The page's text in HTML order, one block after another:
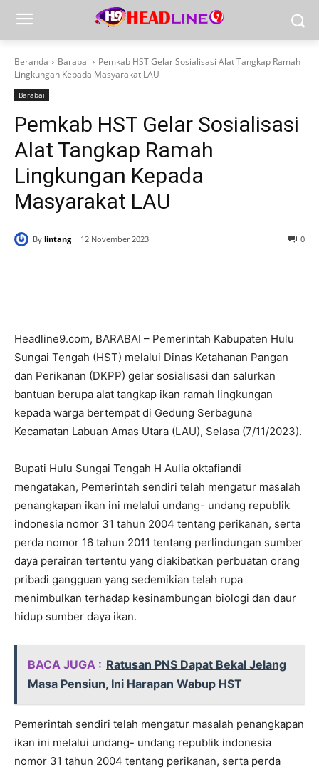
Beranda Barabai
Pemkab HST Gelar Sosialisasi Alat Tangkap Ramah
Lingkungan Kepada Masyarakat LAU
Barabai
Pemkab HST Gelar Sosialisasi
Alat Tangkap Ramah
Lingkungan Kepada
Masyarakat LAU
By lintang 12 November 2023 0
Headline9.com, BARABAI – Pemerintah Kabupaten Hulu
Sungai Tengah (HST) melalui Dinas Ketahanan Pangan
dan Perikanan (DKPP) gelar sosialisasi dan salurkan
bantuan berupa alat tangkap ikan ramah lingkungan
kepada warga bertempat di Gedung Serbaguna
Kecamatan Labuan Amas Utara (LAU), Selasa (7/11/2023).
Bupati Hulu Sungai Tengah H Aulia oktafiandi
mengatakan, Pemerintah sendiri telah mengatur masalah
penangkapan ikan ini melalui undang- undang republik
indonesia nomor 31 tahun 2004 tentang perikanan, serta
perda nomor 16 tahun 2011 tentang perlindungan sumber
daya perairan tertentu yang diakibatkan perbuatan orang
pribadi gangguan yang sedemikian telah rupa
menimbulkan terhadap kesinambungan biologi dan daur
hidup sumber daya ikan.
BACA JUGA : Ratusan PNS Dapat Bekal Jelang
Masa Pensiun, Ini Harapan Wabup HST
Pemerintah sendiri telah mengatur masalah penangkapan
ikan ini melalui undang- undang republik indonesia
nomor 31 tahun 2004 tentang perikanan, serta perda